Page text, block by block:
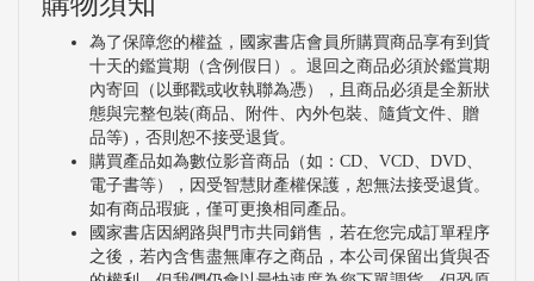
為了保障您的權益，國家書店會員所購買商品享有到貨
十天的鑑賞期（含例假日）。退回之商品必須於鑑賞期
內寄回（以郵戳或收執聯為憑），且商品必須是全新狀
態與完整包裝(商品、附件、內外包裝、隨貨文件、贈
品等)，否則恕不接受退貨。
購買產品如為數位影音商品（如：CD、VCD、DVD、
電子書等），因受智慧財產權保護，恕無法接受退貨。
如有商品瑕疵，僅可更換相同產品。
國家書店因網路與門市共同銷售，若在您完成訂單程序
之後，若內含售盡無庫存之商品，本公司保留出貨與否